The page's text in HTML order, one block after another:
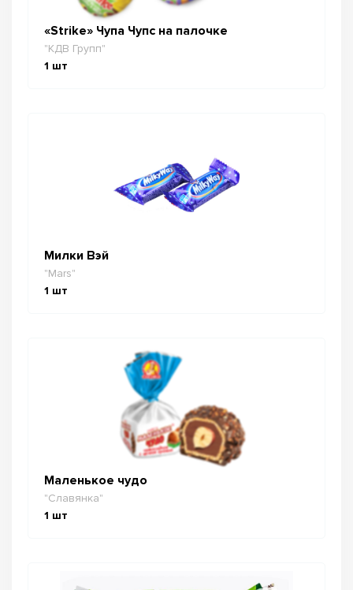
«Strike» Чупа Чупс на палочке
"КДВ Групп"
1 шт
Милки Вэй
"Mars"
1 шт
Маленькое чудо
"Славянка"
1 шт